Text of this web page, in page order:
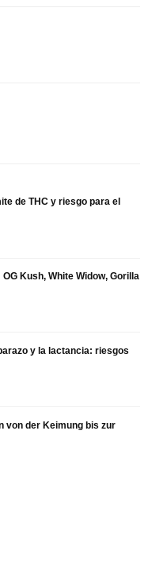
de THC y riesgo para el
Kush, White Widow, Gorilla
y la lactancia: riesgos
von der Keimung bis zur